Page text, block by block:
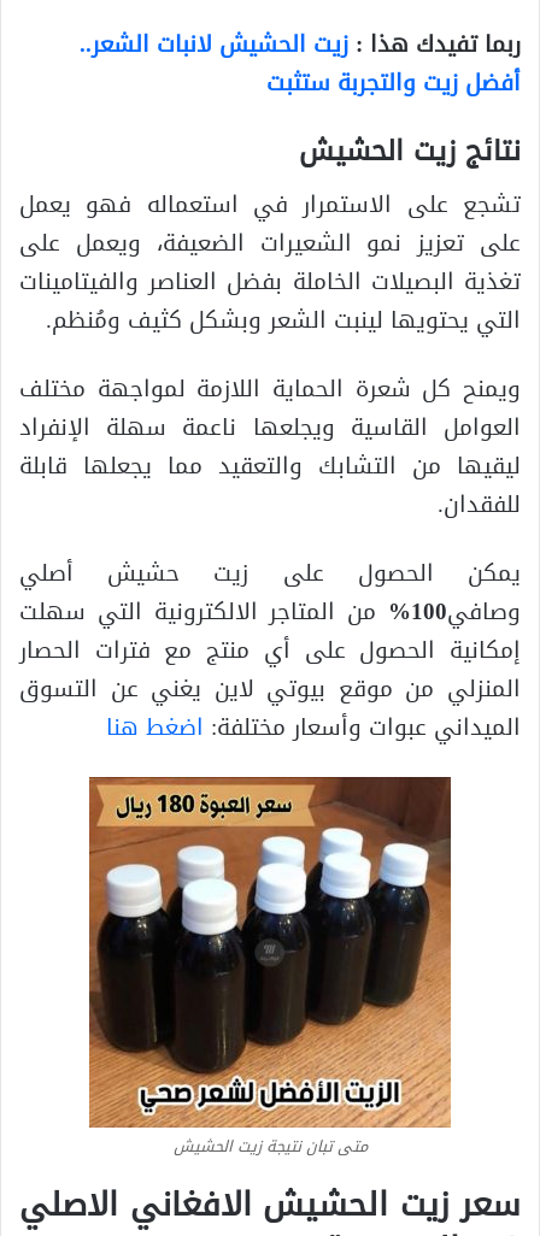
ربما تفيدك هذا :زيت الحشيش لانبات الشعر..
أفضل زيت والتجربة ستثبت
نتائج زيت الحشيش
تشجع على الاستمرار في استعماله فهو يعمل
على تعزيز نمو الشعيرات الضعيفة، ويعمل على
تغذية البصيلات الخاملة بفضل العناصر والفيتامينات
التي يحتويها لينبت الشعر وبشكل كثيف ومُنظم.
ويمنح كل شعرة الحماية اللازمة لمواجهة مختلف
العوامل القاسية ويجلعها ناعمة سهلة الإنفراد
ليقيها من التشابك والتعقيد مما يجعلها قابلة
للفقدان.
يمكن الحصول على زيت حشيش أصلي
وصافي100%
من المتاجر الالكترونية التي سهلت
إمكانية الحصول على أي منتج مع فترات الحصار
المنزلي من موقع بيوتي لاين يغني عن التسوق
الميداني عبوات وأسعار مختلفة: اضغط هنا
متى تبان نتيجة زيت الحشيش
سعر زيت الحشيش الافغاني الاصلي